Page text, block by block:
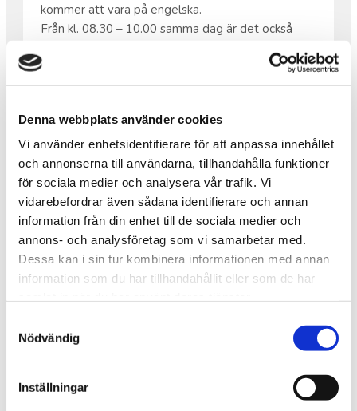
Denna webbplats använder cookies
Vi använder enhetsidentifierare för att anpassa innehållet
och annonserna till användarna, tillhandahålla funktioner
för sociala medier och analysera vår trafik. Vi
vidarebefordrar även sådana identifierare och annan
information från din enhet till de sociala medier och
annons- och analysföretag som vi samarbetar med.
Dessa kan i sin tur kombinera informationen med annan
information som du har tillhandahållit eller som de har
Nödvändig
Inställningar
kommer att vara på engelska.
Från kl. 08.30 – 10.00 samma dag är det också
•
Varmt välkomna!
DET ÖVAS OCH DET ÖVAS.
Det övas och det övas.
22 maj har vi en körkonsert med livemusik i Saxnäs
Kyrka!
•
På bilden syns en del av den grupp som är med.
Fler än alla flitiga som utgör fotot kommer att
•
Det här är en av alla de aktiviteter som vi jobbat
•